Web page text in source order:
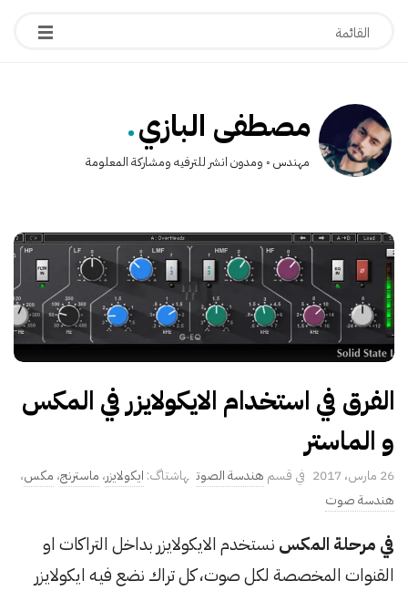
مصطفى البازي.
مهندس ◦ ومدون انشر للترفيه ومشاركة المعلومة
الفرق في استخدام الايكولايزر في المكس
و الماستر
P
u
l
26 مارس، 2017 هندسة الصوت ايكولايزر، ماسترنج، مكس،
هندسة صوت
في مرحلة المكس نستخدم الايكولايزر بداخل التراكات او
القنوات المخصصة لكل صوت، كل تراك نضع فيه ايكولايزر